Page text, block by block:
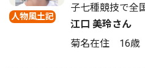
人物風土記
子七種競技で全
江口 美玲さん
菊名在住 16歳